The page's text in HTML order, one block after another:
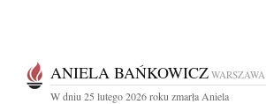
ANIELA BAŃKOWICZ WARSZAWA
W dniu 25 lutego 2026 roku zmarła Aniela